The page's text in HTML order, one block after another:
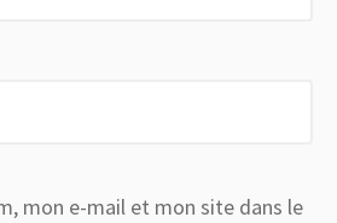
mon e-mail et mon site dans le